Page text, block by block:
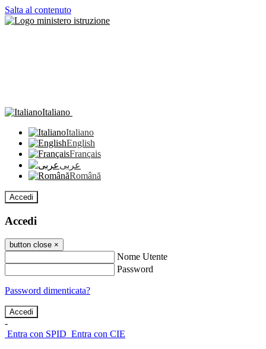
Salta al contenuto
Italiano
Italiano
English
Français
عربى
Română
Accedi
Accedi
button close ×
Nome Utente
Password
Password dimenticata?
-
Entra con SPID Entra con CIE